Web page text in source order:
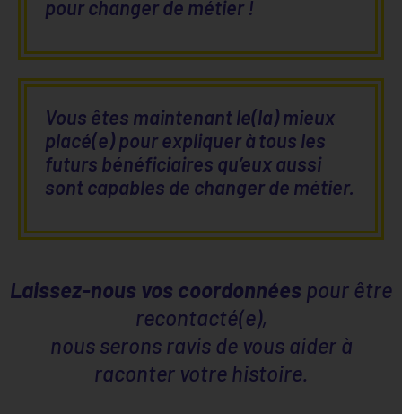
pour changer de métier !
Vous êtes maintenant le(la) mieux
placé(e) pour expliquer à tous les
futurs bénéficiaires qu’eux aussi
sont capables de changer de métier.
Laissez-nous vos coordonnées pour être
recontacté(e),
nous serons ravis de vous aider à
raconter votre histoire.